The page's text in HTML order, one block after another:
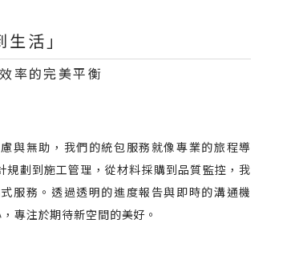
活」
率的完美平衡
與無助，我們的統包服務就像專業的旅程導
劃到施工管理，從材料採購到品質監控，我
服務。透過透明的進度報告與即時的溝通機
專注於期待新空間的美好。